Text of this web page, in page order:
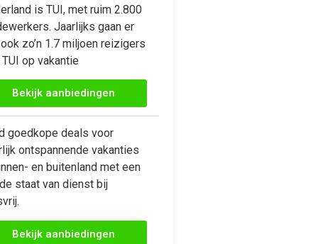
is TUI, met ruim 2.800
Jaarlijks gaan er
zo’n 1.7 miljoen reizigers
op vakantie
Bekijk aanbiedingen
goedkope deals voor
ontspannende vakanties
en buitenland met een
staat van dienst bij
Bekijk aanbiedingen